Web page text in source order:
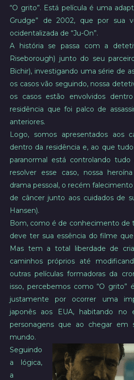
“O grito”. Está película é uma
Grudge” de 2002, que por sua
ocidentalizada de “Ju-On”.
A história se passa com a
Riseborough) junto do seu
Bichir), investigando uma série de
os casos vão seguindo, nossa
os casos estão envolvidos
residência que foi palco de
anteriores.
Logo, somos apresentados aos
dentro da residência e, ao que
paranormal está controlando
resolver esse caso, nossa
drama pessoal, o recém
de câncer junto aos cuidados de
Hansen).
Bom, como é de conhecimento de
deve ter sua essência do filme
Mas tem a total liberdade de
caminhos próprios até
outras películas formadoras da
isso, percebemos como “O grito”
justamente por ocorrer uma
japonês aos EUA, habitando no
personagens que ao chegar em
mundo.
Seguindo
a lógica,
a